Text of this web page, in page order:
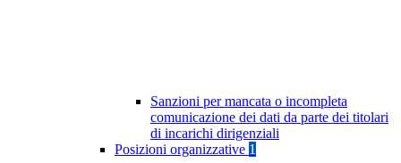
Sanzioni per mancata o incompleta
comunicazione dei dati da parte dei titolari
di incarichi dirigenziali
Posizioni organizzative 1